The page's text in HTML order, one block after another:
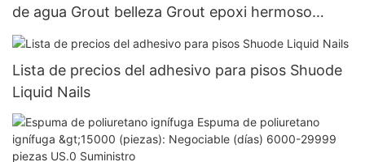
de agua Grout belleza Grout epoxi hermoso
sellador
Lista de precios del adhesivo para pisos Shuode
Liquid Nails